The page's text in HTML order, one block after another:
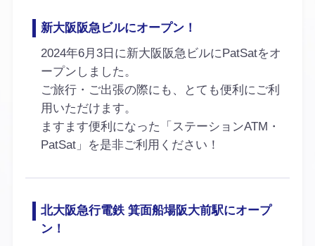
新大阪阪急ビルにオープン！
2024年6月3日に新大阪阪急ビルにPatSatをオ
ープンしました。
ご旅行・ご出張の際にも、とても便利にご利
用いただけます。
ますます便利になった「ステーションATM・
PatSat」を是非ご利用ください！
北大阪急行電鉄 箕面船場阪大前駅にオープ
ン！